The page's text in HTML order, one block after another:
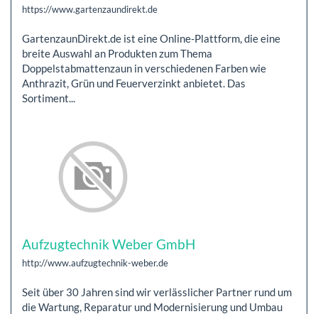
https://www.gartenzaundirekt.de
GartenzaunDirekt.de ist eine Online-Plattform, die eine
breite Auswahl an Produkten zum Thema
Doppelstabmattenzaun in verschiedenen Farben wie
Anthrazit, Grün und Feuerverzinkt anbietet. Das
Sortiment...
Aufzugtechnik Weber GmbH
http://www.aufzugtechnik-weber.de
Seit über 30 Jahren sind wir verlässlicher Partner rund um
die Wartung, Reparatur und Modernisierung und Umbau